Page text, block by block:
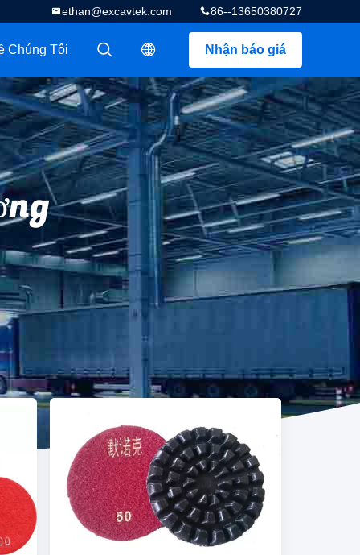
86--13650380727
ethan@excavtek.com
Nhận báo giá
描述
描述
Chúng Tôi